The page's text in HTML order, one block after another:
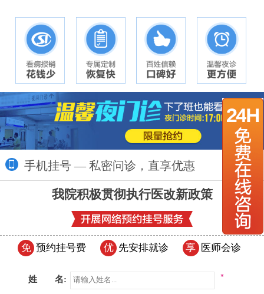
手机挂号 — 私密问诊，直享优惠 更多>>
我院积极贯彻执行医改新政策
免 预约挂号费 优 先安排就诊 享 医师会诊
姓 名: *